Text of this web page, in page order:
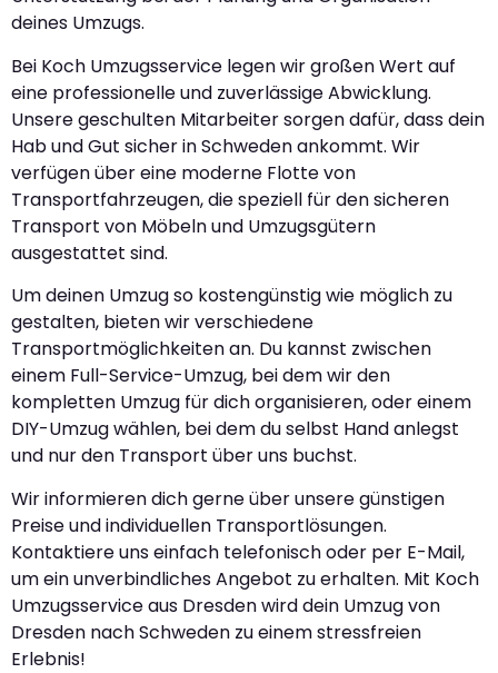
deines Umzugs.
Bei Koch Umzugsservice legen wir großen Wert auf
eine professionelle und zuverlässige Abwicklung.
Unsere geschulten Mitarbeiter sorgen dafür, dass dein
Hab und Gut sicher in Schweden ankommt. Wir
verfügen über eine moderne Flotte von
Transportfahrzeugen, die speziell für den sicheren
Transport von Möbeln und Umzugsgütern
ausgestattet sind.
Um deinen Umzug so kostengünstig wie möglich zu
gestalten, bieten wir verschiedene
Transportmöglichkeiten an. Du kannst zwischen
einem Full-Service-Umzug, bei dem wir den
kompletten Umzug für dich organisieren, oder einem
DIY-Umzug wählen, bei dem du selbst Hand anlegst
und nur den Transport über uns buchst.
Wir informieren dich gerne über unsere günstigen
Preise und individuellen Transportlösungen.
Kontaktiere uns einfach telefonisch oder per E-Mail,
um ein unverbindliches Angebot zu erhalten. Mit Koch
Umzugsservice aus Dresden wird dein Umzug von
Dresden nach Schweden zu einem stressfreien
Erlebnis!